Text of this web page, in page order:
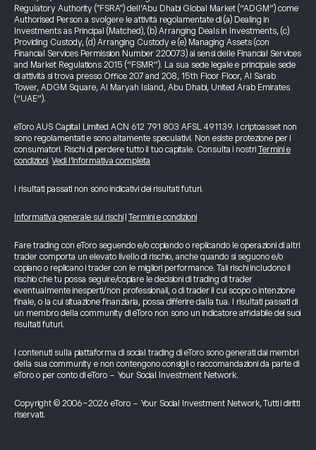
Regulatory Authority ("FSRA") dell’Abu Dhabi Global Market (“ADGM”) come
Authorised Person a svolgere le attività regolamentate di (a) Dealing in
Investments as Principal (Matched), (b) Arranging Deals in Investments, (c)
Providing Custody, (d) Arranging Custody e (e) Managing Assets (con
Financial Services Permission Number 220073) ai sensi delle Financial Services
and Market Regulations 2015 (“FSMR”). La sua sede legale e principale sede
di attività si trova presso Office 207 and 208, 15th Floor Floor, Al Sarab
Tower, ADGM Square, Al Maryah Island, Abu Dhabi, United Arab Emirates
(“UAE”).
eToro AUS Capital Limited ACN 612 791 803 AFSL 491139. I criptoasset non
sono regolamentati e sono altamente speculativi. Non esiste protezione per i
consumatori. Rischi di perdere tutto il tuo capitale. Consulta i nostri Termini e
condizioni.Vedi l’informativa completa
I risultati passati non sono indicativi dei risultati futuri.
Informativa generale sui rischi Termini e condizioni
Fare trading con eToro seguendo e/o copiando o replicando le operazioni di altri
trader comporta un elevato livello di rischio, anche quando si seguono e/o
copiano o replicano i trader con le migliori performance. Tali rischi includono il
rischio che tu possa seguire/copiare le decisioni di trading di trader
eventualmente inesperti/non professionali, o di trader il cui scopo o intenzione
finale, o la cui situazione finanziaria, possa differire dalla tua. I risultati passati di
un membro della community di eToro non sono un indicatore affidabile dei suoi
risultati futuri.
I contenuti sulla piattaforma di social trading di eToro sono generati dai membri
della sua community e non contengono consigli o raccomandazioni da parte di
eToro o per conto di eToro - Your Social Investment Network.
Copyright © 2006-2026 eToro - Your Social Investment Network, Tutti i diritti
riservati.